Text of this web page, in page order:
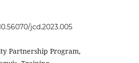
jcd.2023.005
Partnership Program,